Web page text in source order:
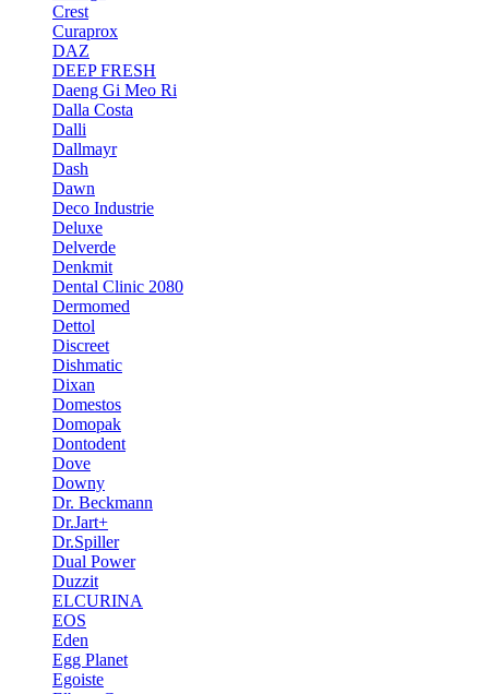
Crest
Curaprox
DAZ
DEEP FRESH
Daeng Gi Meo Ri
Dalla Costa
Dalli
Dallmayr
Dash
Dawn
Deco Industrie
Deluxe
Delverde
Denkmit
Dental Clinic 2080
Dermomed
Dettol
Discreet
Dishmatic
Dixan
Domestos
Domopak
Dontodent
Dove
Downy
Dr. Beckmann
Dr.Jart+
Dr.Spiller
Dual Power
Duzzit
ELCURINA
EOS
Eden
Egg Planet
Egoiste